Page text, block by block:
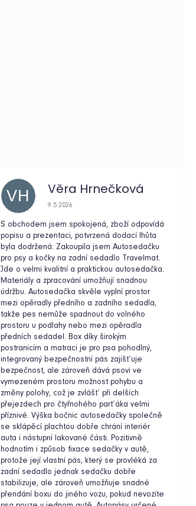
VH Věra Hrnečková
Hodnocení obchodu je 5 z 5 hvězdiček.
9.5.2026
S obchodem jsem spokojená, zboží odpovídá
popisu a prezentaci, potvrzená dodací lhůta
byla dodržená. Zakoupila jsem Autosedačku
pro psy a kočky na zadní sedadlo Travelmat.
Jde o velmi kvalitní a praktickou autosedačka.
Materiály a zpracování umožňují snadnou
údržbu. Autosedačka skvěle vyplní prostor
mezi opěradly předního a zadního sedadla,
takže pes nemůže spadnout do volného
prostoru u podlahy nebo mezi opěradla
předních sedadel. Box díky širokým
postranicím a matraci je pro psa pohodlný,
integrovaný bezpečnostní pás zajišťuje
bezpečnost, ale zároveň dává psovi ve
vymezeném prostoru možnost pohybu a
změny polohy, což je zvlášť při delších
přejezdech pro čtyřnohého parťáka velmi
příznivé. Výška bočnic autosedačky společně
se sklápěcí plachtou dobře chrání interiér
auta i nástupní lakované části. Pozitivně
hodnotím i způsob fixace sedačky v autě,
protože její vlastní pás, který se provléká za
zadní sedadlo jednak sedačku dobře
stabilizuje, ale zároveň umožňuje snadné
přendání boxu do jiného vozu, pokud nevozíte